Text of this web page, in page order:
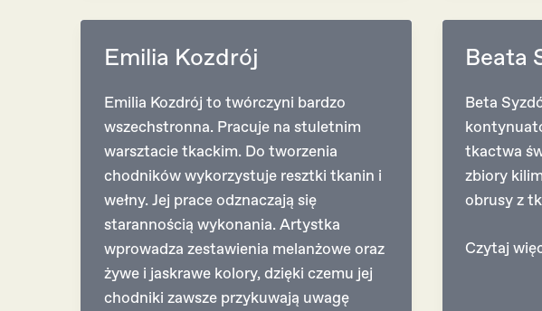
Emilia Kozdrój
Emilia Kozdrój to twórczyni bardzo
wszechstronna. Pracuje na stuletnim
warsztacie tkackim. Do tworzenia
chodników wykorzystuje resztki tkanin i
wełny. Jej prace odznaczają się
starannością wykonania. Artystka
wprowadza zestawienia melanżowe oraz
żywe i jaskrawe kolory, dzięki czemu jej
chodniki zawsze przykuwają uwagę
Beata
Beta
tkactwa
zbiory
obrusy z
Beata
Czytaj